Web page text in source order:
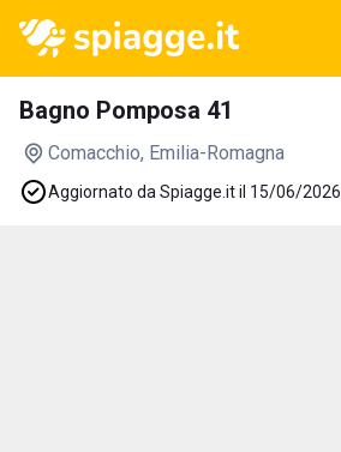
Bagno Pomposa 41
Comacchio, Emilia-Romagna
Aggiornato da Spiagge.it il 15/06/2026